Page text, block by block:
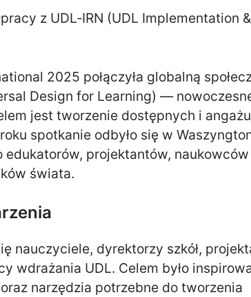
z UDL‑IRN (UDL Implementation &
2025 połączyła globalną
Design for Learning) —
jest tworzenie dostępnych i
spotkanie odbyło się w
edukatorów, projektantów,
świata.
nauczyciele, dyrektorzy szkół,
wdrażania UDL. Celem było
narzędzia potrzebne do tworzenia